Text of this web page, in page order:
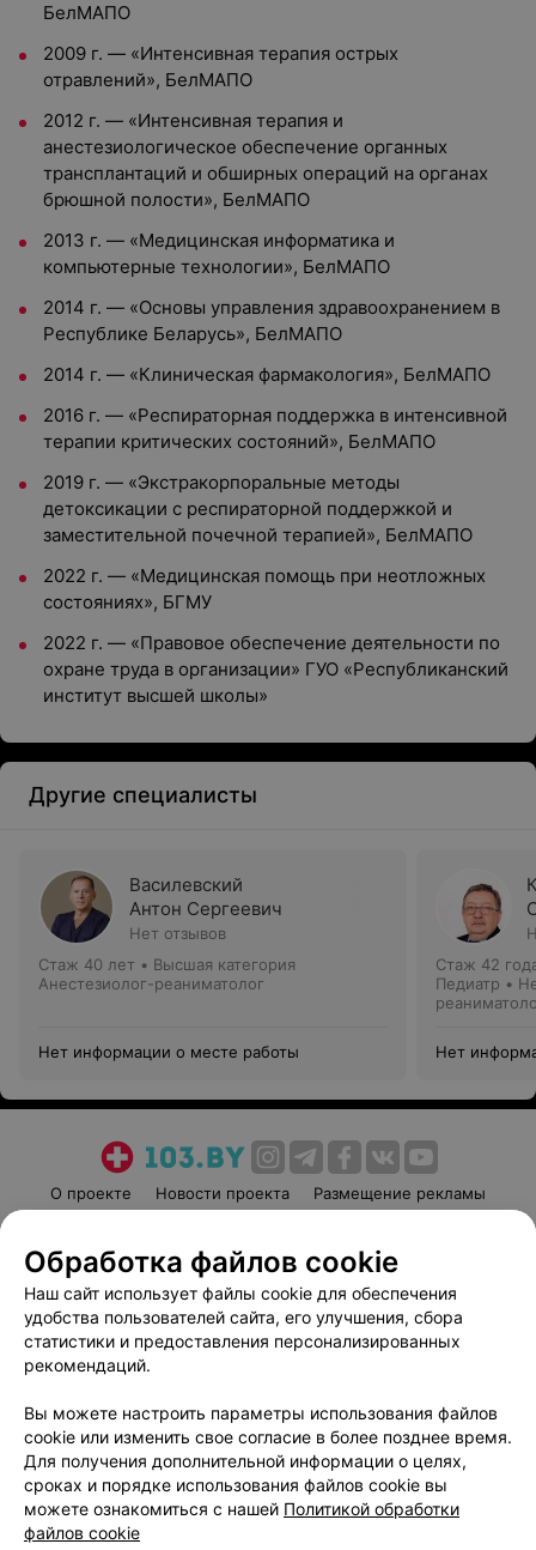
БелМАПО
2009 г. — «Интенсивная терапия острых
отравлений», БелМАПО
2012 г. — «Интенсивная терапия и
анестезиологическое обеспечение органных
трансплантаций и обширных операций на органах
брюшной полости», БелМАПО
2013 г. — «Медицинская информатика и
компьютерные технологии», БелМАПО
2014 г. — «Основы управления здравоохранением в
Республике Беларусь», БелМАПО
2014 г. — «Клиническая фармакология», БелМАПО
2016 г. — «Респираторная поддержка в интенсивной
терапии критических состояний», БелМАПО
2019 г. — «Экстракорпоральные методы
детоксикации с респираторной поддержкой и
заместительной почечной терапией», БелМАПО
2022 г. — «Медицинская помощь при неотложных
состояниях», БГМУ
2022 г. — «Правовое обеспечение деятельности по
охране труда в организации» ГУО «Республиканский
институт высшей школы»
Другие специалисты
Василевский
Антон Сергеевич
Нет отзывов
Стаж 40 лет • Высшая категория
Анестезиолог-реаниматолог
Нет информации о месте работы
Стаж 42
Педиатр •
Нет
О проекте Новости проекта
Размещение рекламы
Пользовательское соглашение
Способы оплаты
Вакансии
Партнеры
Написать руководителю 103.by
Обработка персональных данных
Обработка файлов cookie
Наш сайт использует файлы cookie для обеспечения
удобства пользователей сайта, его улучшения, сбора
статистики и предоставления персонализированных
рекомендаций.
Вы можете настроить параметры использования файлов
cookie или изменить свое согласие в более позднее время.
Для получения дополнительной информации о целях,
сроках и порядке использования файлов cookie вы
можете ознакомиться с нашей Политикой обработки
файлов cookie